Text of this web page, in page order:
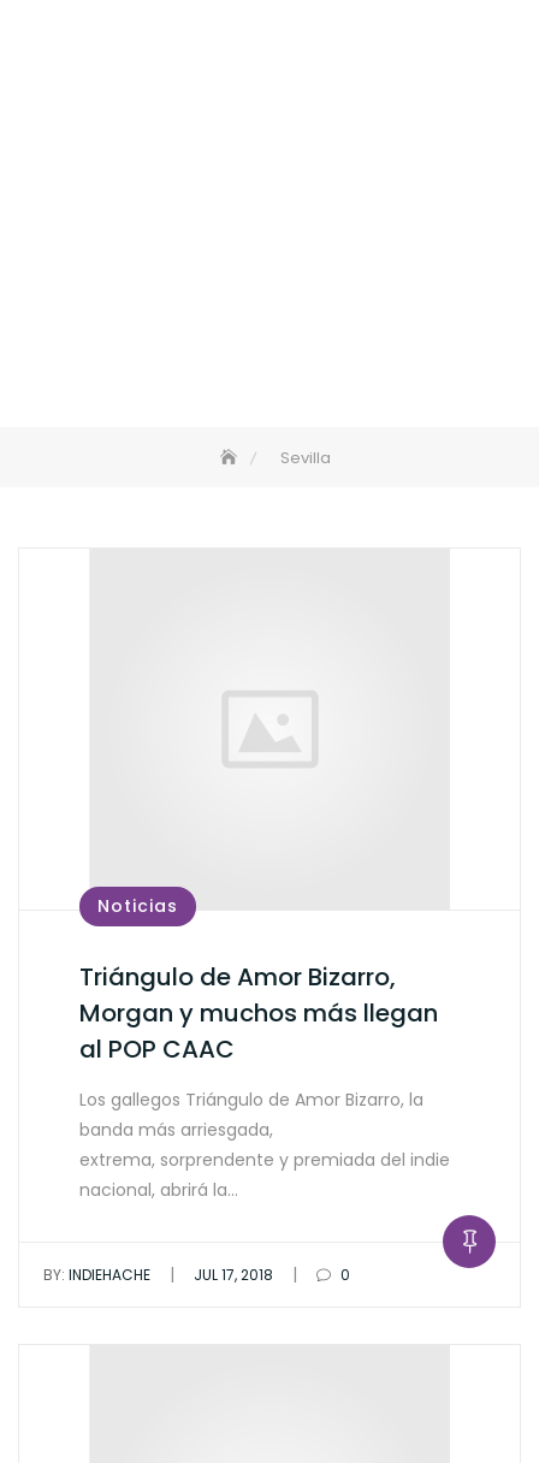
Sevilla
Noticias
Triángulo de Amor Bizarro,
Morgan y muchos más llegan
al POP CAAC
Los gallegos Triángulo de Amor Bizarro, la
banda más arriesgada,
extrema, sorprendente y premiada del indie
nacional, abrirá la…
BY: INDIEHACHE | JUL 17, 2018 | 0